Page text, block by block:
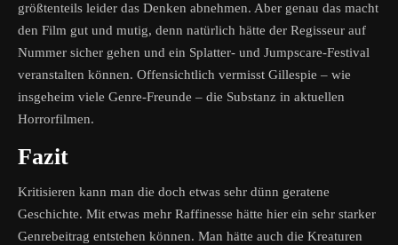
größtenteils leider das Denken abnehmen. Aber genau das macht
den Film gut und mutig, denn natürlich hätte der Regisseur auf
Nummer sicher gehen und ein Splatter- und Jumpscare-Festival
veranstalten können. Offensichtlich vermisst Gillespie – wie
insgeheim viele Genre-Freunde – die Substanz in aktuellen
Horrorfilmen.
Fazit
Kritisieren kann man die doch etwas sehr dünn geratene
Geschichte. Mit etwas mehr Raffinesse hätte hier ein sehr starker
Genrebeitrag entstehen können. Man hätte auch die Kreaturen